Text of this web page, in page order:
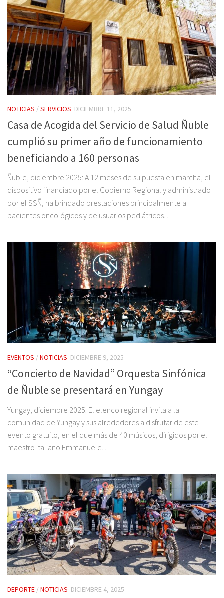
NOTICIAS /SERVICIOS DICIEMBRE 11, 2025
Casa de Acogida del Servicio de Salud Ñuble
cumplió su primer año de funcionamiento
beneficiando a 160 personas
Ñuble, diciembre 2025: A 12 meses de su puesta en marcha, el
dispositivo financiado por el Gobierno Regional y administrado
por el SSÑ, ha brindado prestaciones principalmente a
pacientes oncológicos y de usuarios pediátricos...
EVENTOS /NOTICIAS DICIEMBRE 9, 2025
“Concierto de Navidad” Orquesta Sinfónica
de Ñuble se presentará en Yungay
Yungay, diciembre 2025: El elenco regional invita a la
comunidad de Yungay y sus alrededores a disfrutar de este
evento gratuito, en el que más de 40 músicos, dirigidos por el
maestro italiano Emmanuele...
DEPORTE /NOTICIAS DICIEMBRE 4, 2025